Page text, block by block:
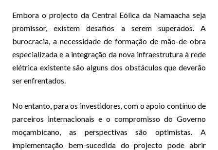
Embora o projecto da Central Eólica da Namaacha seja
promissor, existem desafios a serem superados. A
burocracia, a necessidade de formação de mão-de-obra
especializada e a integração da nova infraestrutura à rede
elétrica existente são alguns dos obstáculos que deverão
ser enfrentados.
No entanto, para os investidores, com o apoio contínuo de
parceiros internacionais e o compromisso do Governo
moçambicano, as perspectivas são optimistas. A
implementação bem-sucedida do projecto pode abrir